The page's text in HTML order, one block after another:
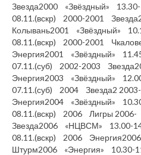
Звезда2000 «Звёздный»
08.11.(вскр) 2000-2001
Колывань2001 «Звёздный»
08.11.(вскр) 2000-2001
Энергия2001 «Звёздный»
07.11.(суб) 2002-2003
Энергия2003 «Звёздный»
07.11.(суб) 2004 Звезда2 2003-
Энергия2004 «Звёздный»
08.11.(вскр) 2006 Лигры 2006-
Звезда2006 «НЦВСМ» 13.00-
08.11.(вскр) 2006
Штурм2006 «Энергия» 10.30-